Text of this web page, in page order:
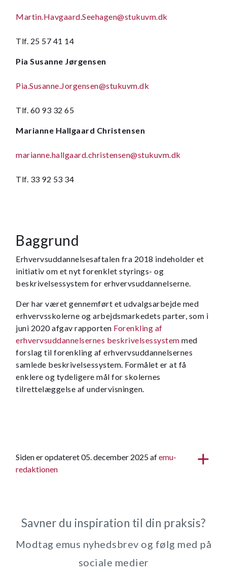
Martin.Havgaard.Seehagen@stukuvm.dk
Tlf. 25 57 41 14
Pia Susanne Jørgensen
Pia.Susanne.Jorgensen@stukuvm.dk
Tlf. 60 93 32 65
Marianne Hallgaard Christensen
marianne.hallgaard.christensen@stukuvm.dk
Tlf. 33 92 53 34
Baggrund
Erhvervsuddannelsesaftalen fra 2018 indeholder et
initiativ om et nyt forenklet styrings- og
beskrivelsessystem for erhvervsuddannelserne.
Der har været gennemført et udvalgsarbejde med
erhvervsskolerne og arbejdsmarkedets parter, som i
juni 2020 afgav rapporten Forenkling af
erhvervsuddannelsernes beskrivelsessystem med
forslag til forenkling af erhvervsuddannelsernes
samlede beskrivelsessystem. Formålet er at få
enklere og tydeligere mål for skolernes
tilrettelæggelse af undervisningen.
Siden er opdateret 05. december 2025 afemu-
redaktionen
Savner du inspiration til din praksis?
Modtag emus nyhedsbrev og følg med på
sociale medier